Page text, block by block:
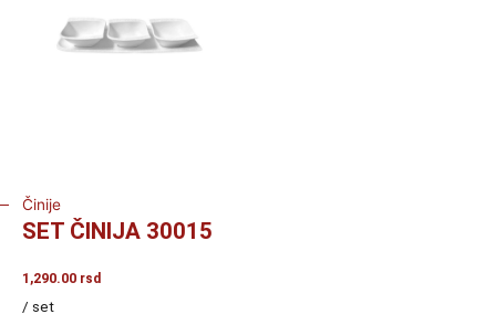
Činije
SET ČINIJA 30015
1,290.00 rsd
/ set